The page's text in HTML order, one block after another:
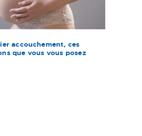
accouchement, ces
que vous vous posez